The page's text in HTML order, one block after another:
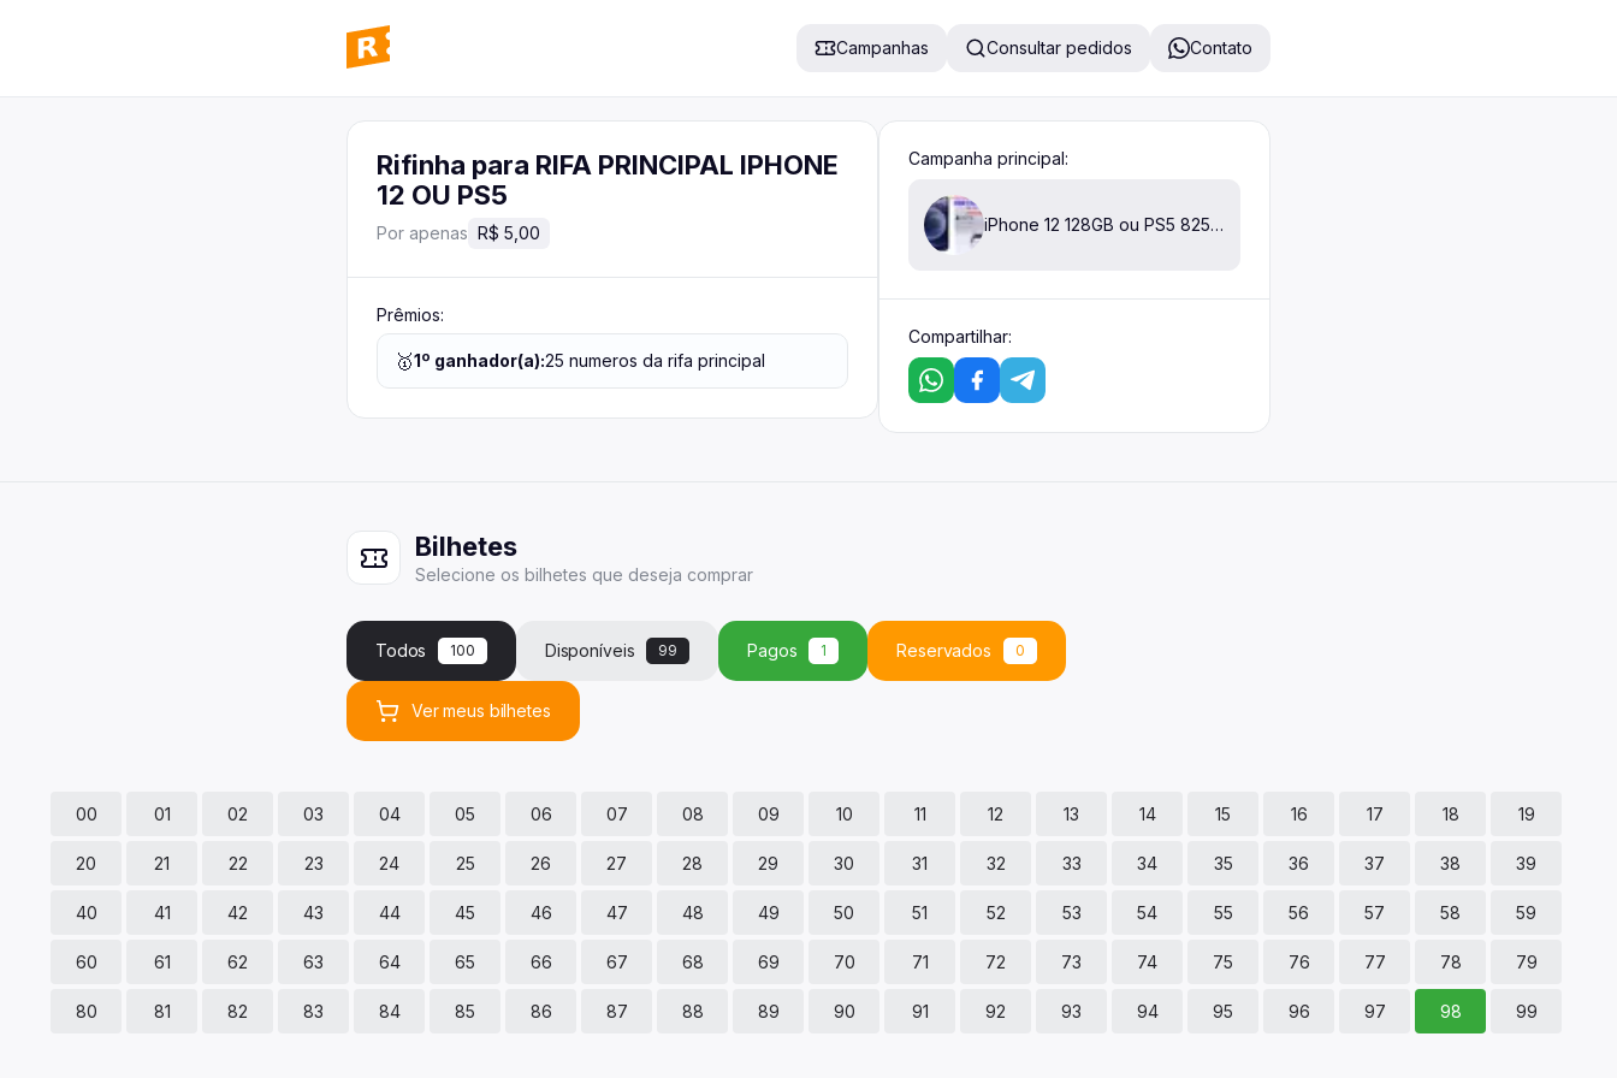
Campanhas Consultar pedidos Contato
Rifinha para RIFA PRINCIPAL IPHONE
12 OU PS5
Por apenas R$ 5,00
Prêmios:
🥇1º ganhador(a):25 numeros da rifa principal
Campanha principal:
iPhone 12 128GB ou PS5 825GB 8K
Compartilhar:
Bilhetes
Selecione os bilhetes que deseja comprar
Todos 100 Disponíveis 99 Pagos 1 Reservados 0
Vermeus bilhetes
00 01 02 03 04 05 06 07 08 09 10 11 12 13 14 15 16 17 18 19
20 21 22 23 24 25 26 27 28 29 30 31 32 33 34 35 36 37 38 39
40 41 42 43 44 45 46 47 48 49 50 51 52 53 54 55 56 57 58 59
60 61 62 63 64 65 66 67 68 69 70 71 72 73 74 75 76 77 78 79
80 81 82 83 84 85 86 87 88 89 90 91 92 93 94 95 96 97 98 99